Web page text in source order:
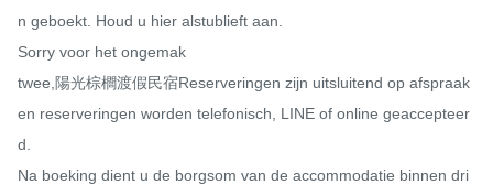
n geboekt. Houd u hier alstublieft aan.
Sorry voor het ongemak
twee,陽光棕櫚渡假民宿Reserveringen zijn uitsluitend op afspraak
en reserveringen worden telefonisch, LINE of online geaccepteer
d.
Na boeking dient u de borgsom van de accommodatie binnen dri